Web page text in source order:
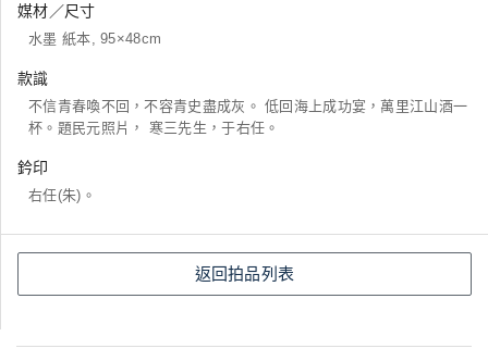
媒材／尺寸
水墨 紙本, 95×48cm
款識
不信青春喚不回，不容青史盡成灰。 低回海上成功宴，萬里江山酒一
杯。題民元照片， 寒三先生，于右任。
鈐印
右任(朱)。
返回拍品列表